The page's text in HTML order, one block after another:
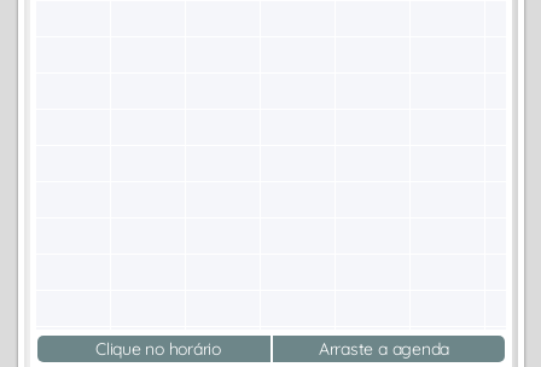
Clique no horário Arraste a agenda